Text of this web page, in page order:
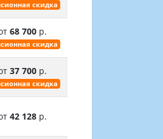
скидка
68 700р.
скидка
37 700р.
скидка
42 128р.